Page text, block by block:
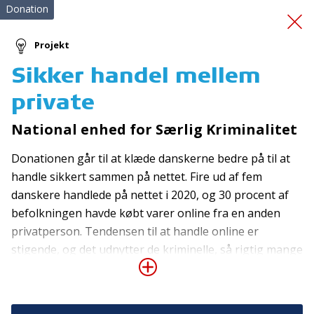
cykelhjelme
Donation
Projekt
Sikker handel mellem
private
National enhed for Særlig Kriminalitet
Donationen går til at klæde danskerne bedre på til at
handle sikkert sammen på nettet. Fire ud af fem
danskere handlede på nettet i 2020, og 30 procent af
befolkningen havde købt varer online fra en anden
privatperson. Tendensen til at handle online er
stigende, og det udnytter de kriminelle, så rigtig mange
borgere oplever at blive snydt, når de handler med
Kriminalitet modtog 11.500 anmeldelser i 2021 om
Tilmeld nyhedsbrev
De seneste nyheder om TrygFondens og TryghedsGruppens
aktiviteter direkte i din indbakke.